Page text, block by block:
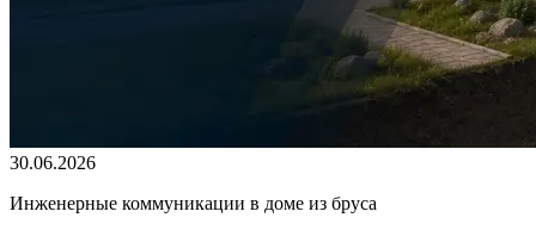
30.06.2026
Инженерные коммуникации в доме из бруса